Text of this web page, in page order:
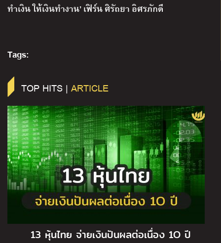
ทําเงิน ให้เงินทํางาน’เฟิร์น ศิรัถยา อิศรภักดี
Tags:
TOP HITS | ARTICLE
13 หุ้นไทย จ่ายเงินปันผลต่อเนื่อง 1O ปี